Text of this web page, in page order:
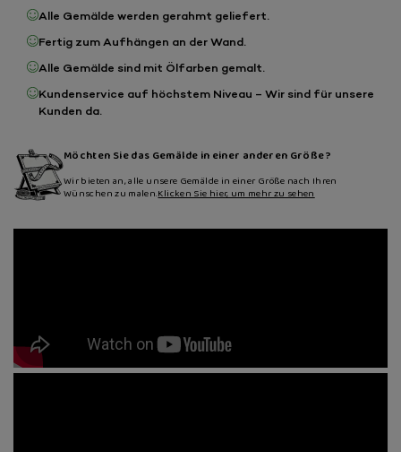
Alle Gemälde werden gerahmt geliefert.
Fertig zum Aufhängen an der Wand.
Alle Gemälde sind mit Ölfarben gemalt.
Kundenservice auf höchstem Niveau – Wir sind für unsere
Kunden da.
Möchten Sie das Gemälde in einer anderen Größe?
Wir bieten an, alle unsere Gemälde in einer Größe nach Ihren
Wünschen zu malen.Klicken Sie hier, um mehr zu sehen